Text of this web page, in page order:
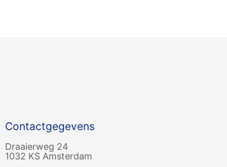
Contactgegevens
Draaierweg 24
1032 KS Amsterdam